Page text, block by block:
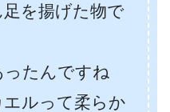
を揚げた物で
たんですね
ルって柔らか